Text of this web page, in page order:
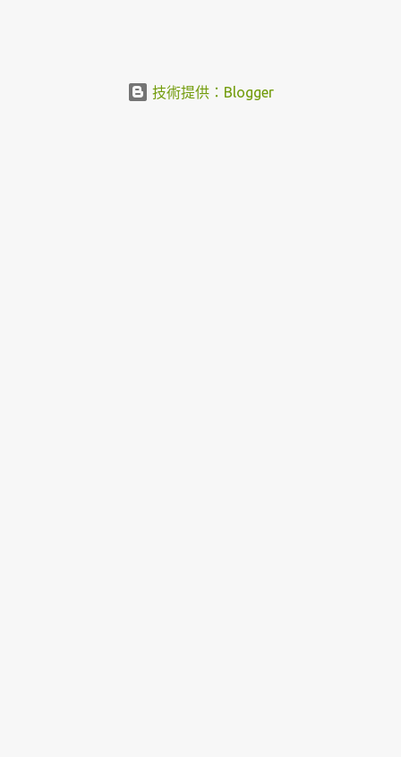
技術提供：Blogger